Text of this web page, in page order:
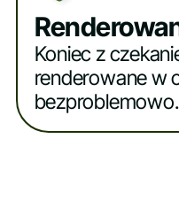
Koniec z
renderowane w
bezproblemowo.